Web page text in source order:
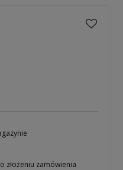
złożeniu zamówienia